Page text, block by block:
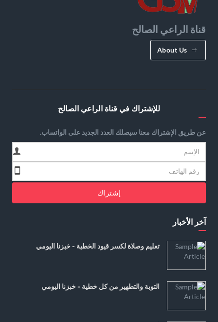
قناة الراعي الصالح
About Us
للإشتراك في قناة الراعي الصالح
عن طريق الإشتراك معنا سيصلك العدد الجديد على الواتساب.
إشتراك
آخر الأخبار
تعليم وصلاة لكسر قيود الخطية - خبزنا اليومي
التوبة والتطهير من كل خطية - خبزنا اليومي